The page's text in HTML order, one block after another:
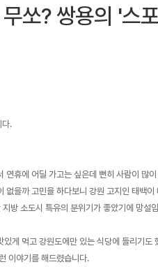
쏘? 쌍용의 '스
다.
연휴에 어딜 가고는 싶은데 뻔히 사람이 많
없을까 고민을 하다보니 강원 고지인 태백
방 소도시 특유의 분위기가 좋았기에 망설
게 먹고 강원도에만 있는 식당에 들리기도
이야기를 해드렸습니다.